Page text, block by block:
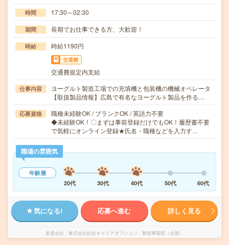
時間 17:30～02:30
期間 長期でお仕事できる方、大歓迎！
時給 時給1190円
交通費
交通費規定内支給
仕事内容
ヨーグルト製造工場での充填機と包装機の機械オペレータ
【取扱製品情報】広島で有名なヨーグルト製品を作る…
応募資格
職種未経験OK / ブランクOK / 英語力不要
◆未経験OK！〇まずは事前登録だけでもOK！履歴書不要
で気軽にオンライン登録★氏名・職種などを入力す…
職場の雰囲気
年齢層
20代
30代 40代 50代 60代
気になる! 応募へ進む 詳しく見る
派遣会社 株式会社綜合キャリアオプション 製造事業部（全国）